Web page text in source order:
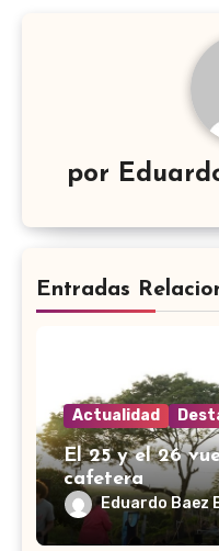
por
Entradas
Actualidad
El 25 y el 26
cafetera
Eduardo Baez